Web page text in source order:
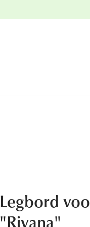
Legbord